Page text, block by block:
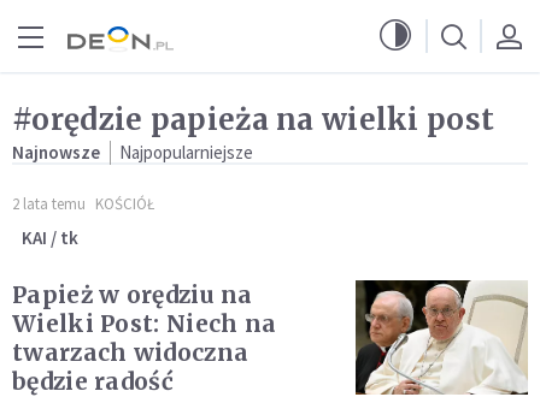
#orędzie papieża na wielki post
Najnowsze Najpopularniejsze
2 lata temu KOŚCIÓŁ
KAI / tk
Papież w orędziu na
Wielki Post: Niech na
twarzach widoczna
będzie radość